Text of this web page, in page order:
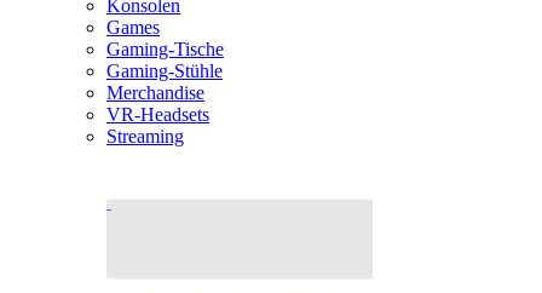
Konsolen
Games
Gaming-Tische
Gaming-Stühle
Merchandise
VR-Headsets
Streaming